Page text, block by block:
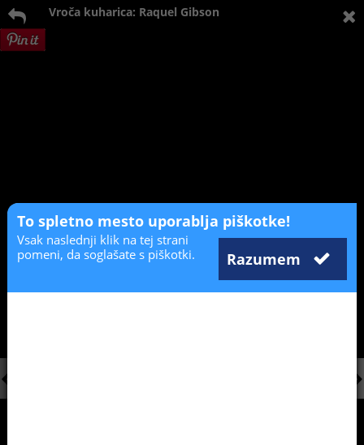
Vroča kuharica: Raquel Gibson
To spletno mesto uporablja piškotke!
Razumem
Vsak naslednji klik na tej strani
pomeni, da soglašate s piškotki.